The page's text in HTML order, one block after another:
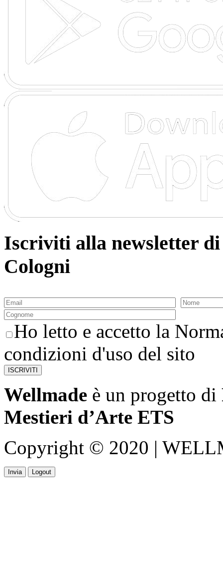
Iscriviti alla newsletter di
Cologni
Ho letto e accetto la
condizioni d'uso del sito
Wellmade è un progetto di
Mestieri d’Arte ETS
Copyright © 2020 |
Invia Logout